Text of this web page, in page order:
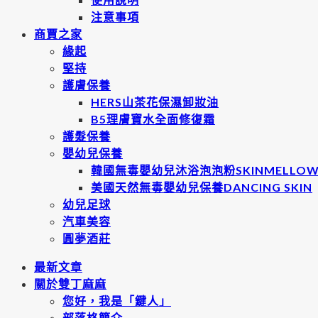
注意事項
商賈之家
緣起
堅持
護膚保養
HERS山茶花保濕卸妝油
B5理膚寶水全面修復霜
護髮保養
嬰幼兒保養
韓國無毒嬰幼兒沐浴泡泡粉
美國天然無毒嬰幼兒保養DANCING SKIN
幼兒足球
汽車美容
圓夢酒莊
最新文章
關於雙丁麻麻
您好，我是「鍵人」